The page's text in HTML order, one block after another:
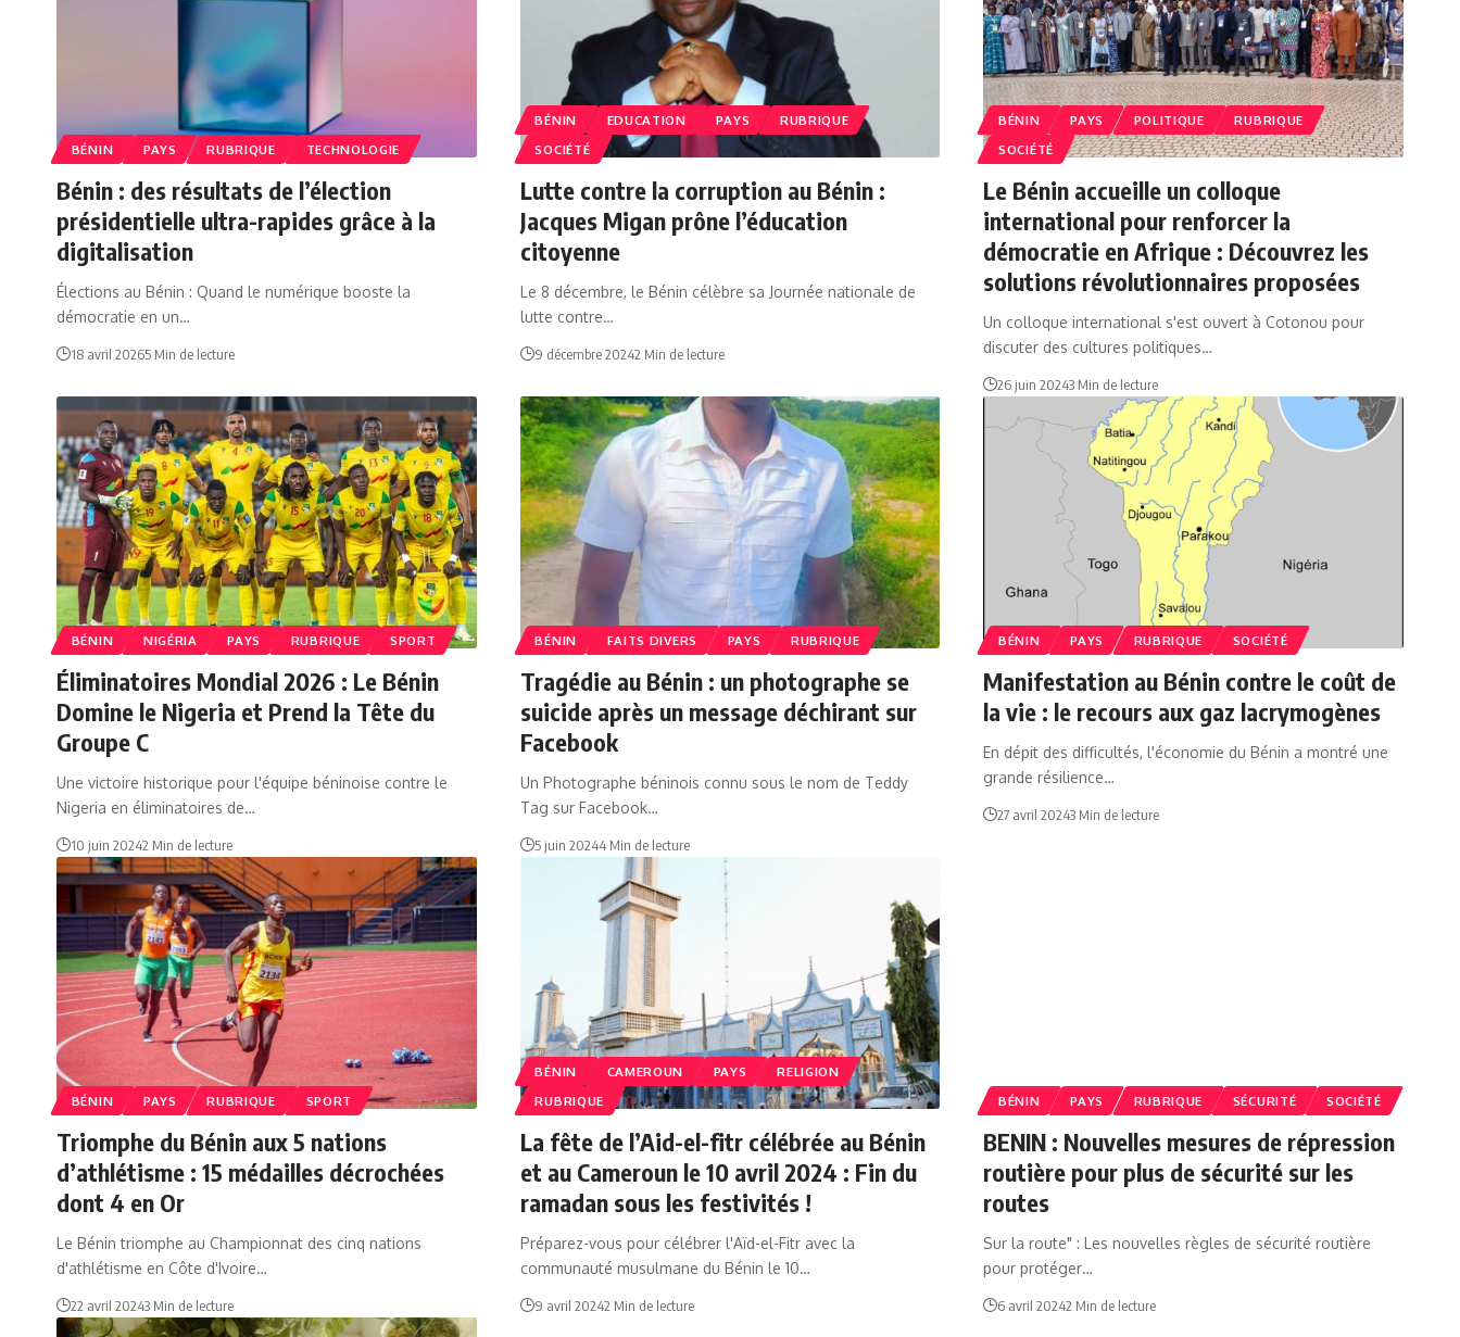
BÉNIN PAYS RUBRIQUE TECHNOLOGIE
Bénin : des résultats de l’élection
présidentielle ultra-rapides grâce à la
digitalisation
Élections au Bénin : Quand le numérique booste la
démocratie en un…
18 avril 20265 Min de lecture
BÉNIN EDUCATION PAYS
RUBRIQUE
SOCIÉTÉ
Lutte contre la corruption au Bénin :
Jacques Migan prône l’éducation
citoyenne
Le 8 décembre, le Bénin célèbre sa Journée nationale de
lutte contre…
9 décembre 20242 Min de lecture
BÉNIN PAYS POLITIQUE
RUBRIQUE
SOCIÉTÉ
Le Bénin accueille un colloque
international pour renforcer la
démocratie en Afrique : Découvrez les
solutions révolutionnaires proposées
Un colloque international s'est ouvert à Cotonou pour
discuter des cultures politiques…
26 juin 20243 Min de lecture
BÉNIN NIGÉRIA PAYS RUBRIQUE SPORT
Éliminatoires Mondial 2026 : Le Bénin
Domine le Nigeria et Prend la Tête du
Groupe C
Une victoire historique pour l'équipe béninoise contre le
Nigeria en éliminatoires de…
10 juin 20242 Min de lecture
BÉNIN FAITS DIVERS PAYS RUBRIQUE
Tragédie au Bénin : un photographe se
suicide après un message déchirant sur
Facebook
Un Photographe béninois connu sous le nom de Teddy
Tag sur Facebook…
5 juin 20244 Min de lecture
BÉNIN PAYS RUBRIQUE SOCIÉTÉ
Manifestation au Bénin contre le coût de
la vie : le recours aux gaz lacrymogènes
En dépit des difficultés, l'économie du Bénin a montré une
grande résilience…
27 avril 20243 Min de lecture
BÉNIN PAYS RUBRIQUE SPORT
Triomphe du Bénin aux 5 nations
d’athlétisme : 15 médailles décrochées
dont 4 en Or
Le Bénin triomphe au Championnat des cinq nations
d'athlétisme en Côte d'Ivoire…
22 avril 20243 Min de lecture
BÉNIN CAMEROUN PAYS
RELIGION
RUBRIQUE
La fête de l’Aid-el-fitr célébrée au Bénin
et au Cameroun le 10 avril 2024 : Fin du
ramadan sous les festivités !
Préparez-vous pour célébrer l'Aïd-el-Fitr avec la
communauté musulmane du Bénin le 10…
9 avril 20242 Min de lecture
BÉNIN PAYS RUBRIQUE SÉCURITÉ SOCIÉTÉ
BENIN : Nouvelles mesures de répression
routière pour plus de sécurité sur les
routes
Sur la route" : Les nouvelles règles de sécurité routière
pour protéger…
6 avril 20242 Min de lecture